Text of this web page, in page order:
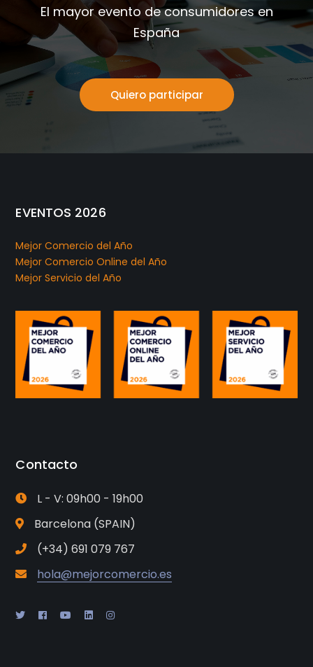
El mayor evento de consumidores en
España
Quiero participar
EVENTOS 2026
Mejor Comercio del Año
Mejor Comercio Online del Año
Mejor Servicio del Año
Contacto
L - V: 09h00 - 19h00
Barcelona (SPAIN)
(+34) 691 079 767
hola@mejorcomercio.es